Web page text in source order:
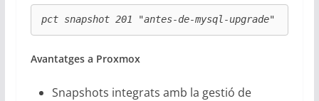
pct snapshot 201 "antes-de-mysql-upgrade"
Avantatges a Proxmox
Snapshots integrats amb la gestió de